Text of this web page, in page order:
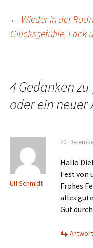
← Wieder in der
Glücksgefühle, Lack
4 Gedanken zu
oder ein
Ulf Schmidt
20.
Hallo
Fest von
Frohes
alles
Gut